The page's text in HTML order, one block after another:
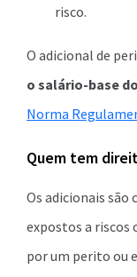
risco.
O adicional de
o salário-base
Norma
Quem tem
Os adicionais são
expostos a riscos
por um perito ou